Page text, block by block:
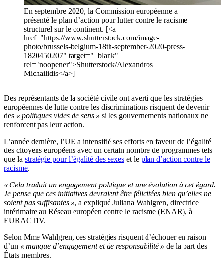
En septembre 2020, la Commission européenne a
présenté le plan d’action pour lutter contre le racisme
structurel sur le continent. [<a
href="https://www.shutterstock.com/image-
photo/brussels-belgium-18th-september-2020-press-
1820450207" target="_blank"
rel="noopener">Shutterstock/Alexandros
Michailidis</a>]
Des représentants de la société civile ont averti que les stratégies
européennes de lutte contre les discriminations risquent de devenir
des « politiques vides de sens » si les gouvernements nationaux ne
renforcent pas leur action.
L’année dernière, l’UE a intensifié ses efforts en faveur de l’égalité
des citoyens européens avec un certain nombre de programmes tels
que la stratégie pour l’égalité des sexes et le plan d’action contre le
racisme.
« Cela traduit un engagement politique et une évolution à cet égard.
Je pense que ces initiatives devraient être félicitées bien qu’elles ne
soient pas suffisantes », a expliqué Juliana Wahlgren, directrice
intérimaire au Réseau européen contre le racisme (ENAR), à
EURACTIV.
Selon Mme Wahlgren, ces stratégies risquent d’échouer en raison
d’un « manque d’engagement et de responsabilité » de la part des
États membres.